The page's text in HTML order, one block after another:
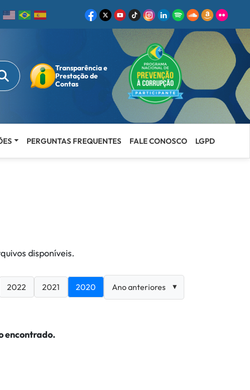
Transparência e
Prestação de
Contas
PERGUNTAS FREQUENTES FALE CONOSCO LGPD
disponíveis.
2022 2021 2020
encontrado.